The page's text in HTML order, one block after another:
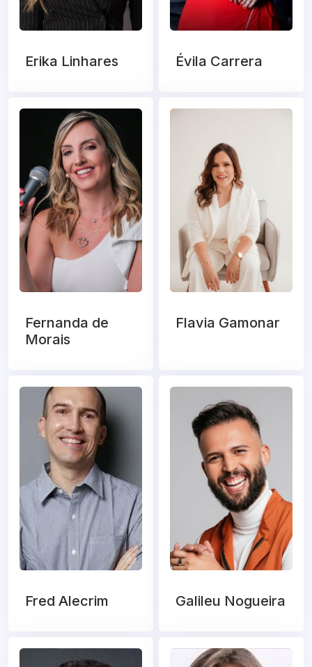
Erika Linhares Évila Carrera
Fernanda de
Morais
Flavia Gamonar
Fred Alecrim Galileu Nogueira